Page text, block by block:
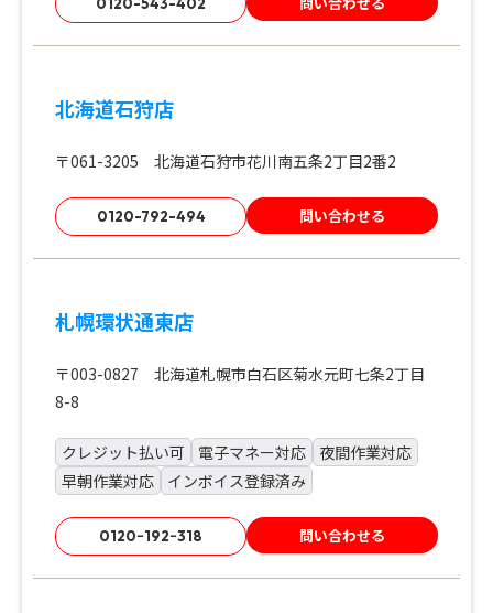
北海道石狩店
〒061-3205 北海道石狩市花川南五条2丁目2番2
0120-792-494 問い合わせる
札幌環状通東店
〒003-0827 北海道札幌市白石区菊水元町七条2丁目
8-8
クレジット払い可 電子マネー対応
夜間作業対応
早朝作業対応
インボイス登録済み
0120ｰ192ｰ318 問い合わせる